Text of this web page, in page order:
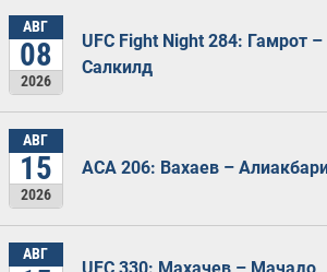
АВГ
08
2026
UFC Fight Night 284: Гамрот –
Салкилд
АВГ
15
2026
ACA 206: Вахаев –
АВГ